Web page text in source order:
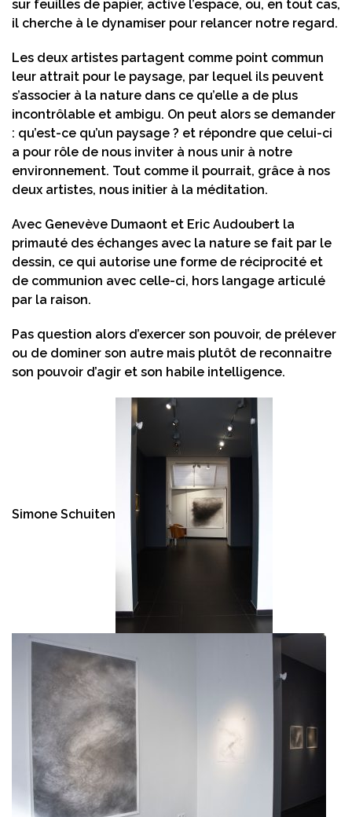
sur feuilles de papier, active l’espace, ou, en tout cas,
il cherche à le dynamiser pour relancer notre regard.
Les deux artistes partagent comme point commun
leur attrait pour le paysage, par lequel ils peuvent
s’associer à la nature dans ce qu’elle a de plus
incontrôlable et ambigu. On peut alors se demander
: qu’est-ce qu’un paysage ? et répondre que celui-ci
a pour rôle de nous inviter à nous unir à notre
environnement. Tout comme il pourrait, grâce à nos
deux artistes, nous initier à la méditation.
Avec Genevève Dumaont et Eric Audoubert la
primauté des échanges avec la nature se fait par le
dessin, ce qui autorise une forme de réciprocité et
de communion avec celle-ci, hors langage articulé
par la raison.
Pas question alors d’exercer son pouvoir, de prélever
ou de dominer son autre mais plutôt de reconnaitre
son pouvoir d’agir et son habile intelligence.
Simone Schuiten